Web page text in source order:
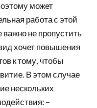
может
работа с этой
важно не пропустить
хочет повышения
к тому, чтобы
В этом случае
нескольких
–